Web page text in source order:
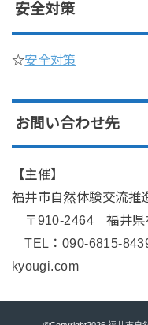
安全対策
☆安全対策
お問い合わせ先
【主催】
福井市自然体験交流推
〒910-2464 福井県
TEL：090-6815-
kyougi.com